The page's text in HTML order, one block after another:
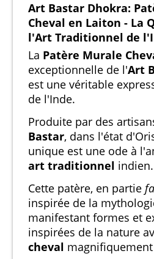
Art Bastar Dhokra:
Cheval en Laiton - La
l'Art Traditionnel de
La Patère Murale
exceptionnelle de l'Art
est une véritable
de l'Inde.
Produite par des
Bastar, dans l'état
unique est une ode à
art traditionnel indien.
Cette patère, en partie
inspirée de la
manifestant formes et
inspirées de la nature
cheval